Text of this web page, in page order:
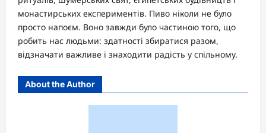
монастирських експериментів. Пиво ніколи не було
просто напоєм. Воно завжди було частиною того, що
робить нас людьми: здатності збиратися разом,
відзначати важливе і знаходити радість у спільному.
About the Author